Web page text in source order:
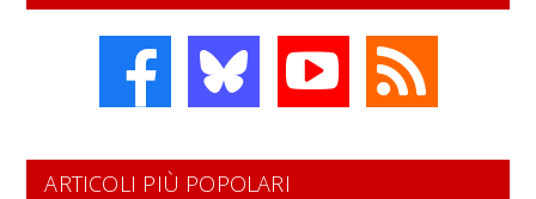
ARTICOLI PIÙ POPOLARI